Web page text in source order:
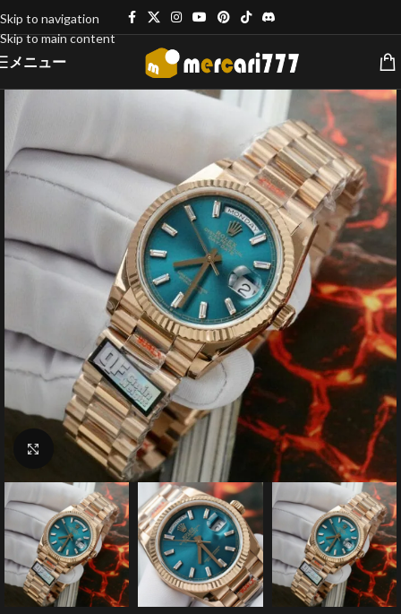
Skip to navigation
Skip to main content
メニュー
クリックで拡大